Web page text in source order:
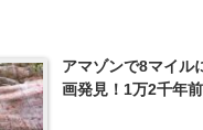
アマゾンで8マイル
画発見！1万2千年